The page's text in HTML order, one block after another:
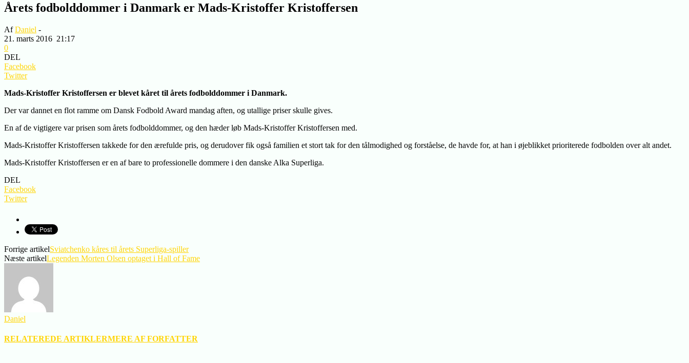
Årets fodbolddommer i Danmark er Mads-Kristoffer Kristoffersen
AfDaniel -
21. marts 2016 21:17
0
DEL
Facebook
Twitter
Mads-Kristoffer Kristoffersen er blevet kåret til årets fodbolddommer i Danmark.
Der var dannet en flot ramme om Dansk Fodbold Award mandag aften, og utallige priser skulle gives.
En af de vigtigere var prisen som årets fodbolddommer, og den hæder løb Mads-Kristoffer Kristoffersen med.
Mads-Kristoffer Kristoffersen takkede for den ærefulde pris, og derudover fik også familien et stort tak for den tålmodighed og forståelse, de havde for, at han i øjeblikket prioriterede fodbolden over alt andet.
Mads-Kristoffer Kristoffersen er en af bare to professionelle dommere i den danske Alka Superliga.
DEL
Facebook
Twitter
Forrige artikelSviatchenko kåres til årets Superliga-spiller
Næste artikelLegenden Morten Olsen optaget i Hall of Fame
Daniel
RELATEREDE ARTIKLERMERE AF FORFATTER